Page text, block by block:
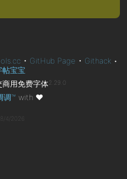
• GitHub Page • Githack•
帖宝宝
商用免费字体2.29.0
调™ with❤
4/2026